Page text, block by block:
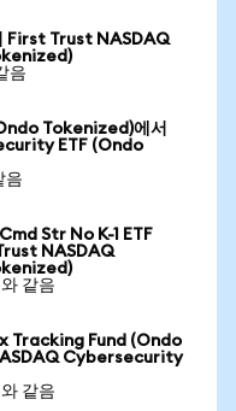
First Trust NASDAQ
음
Tokenized)에서
ETF (Ondo
음
Str No K-1 ETF
NASDAQ
같음
Tracking Fund (Ondo
Cybersecurity
같음